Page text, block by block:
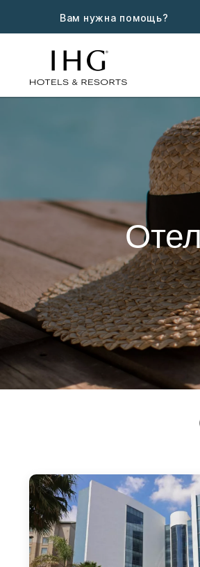
Вам нужна помощь?